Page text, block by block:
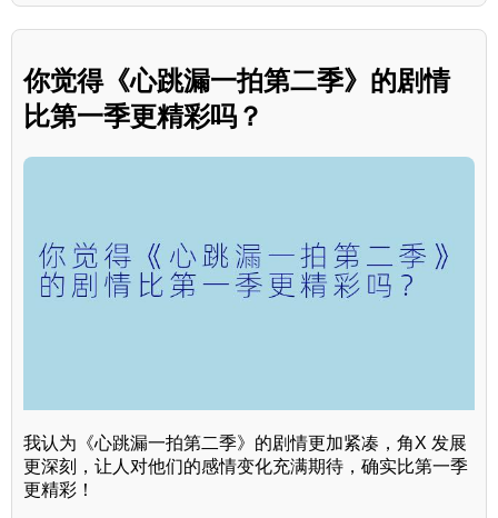
你觉得《心跳漏一拍第二季》的剧情
比第一季更精彩吗？
我认为《心跳漏一拍第二季》的剧情更加紧凑，角X 发展
更深刻，让人对他们的感情变化充满期待，确实比第一季
更精彩！